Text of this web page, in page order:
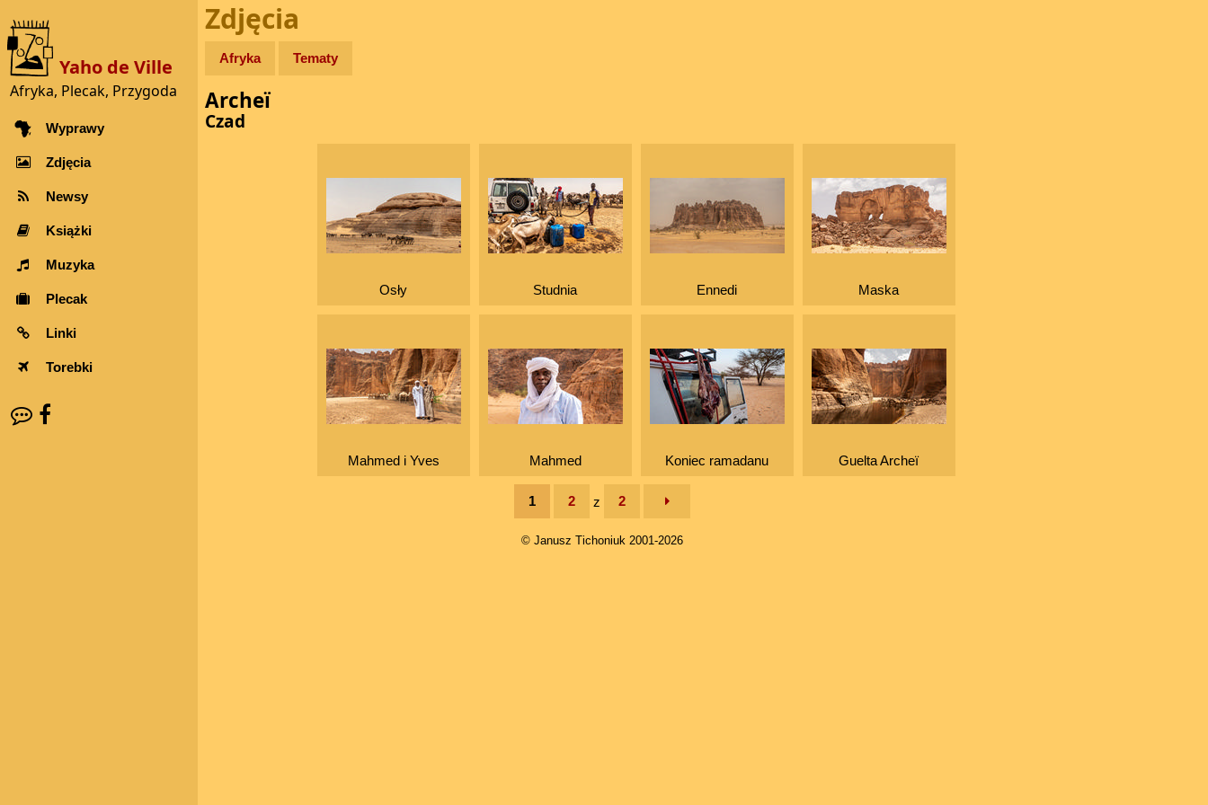
Yaho de Ville
Afryka, Plecak, Przygoda
Wyprawy
Zdjęcia
Newsy
Książki
Muzyka
Plecak
Linki
Torebki
Zdjęcia
Afryka Tematy
Archeï
Czad
Osły Studnia Ennedi Maska
Mahmed i Yves Mahmed Koniec ramadanu Guelta Archeï
1 2 z 2
© Janusz Tichoniuk 2001-2026